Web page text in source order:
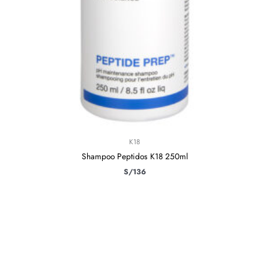
K18
Shampoo Peptidos K18 250ml
S/136